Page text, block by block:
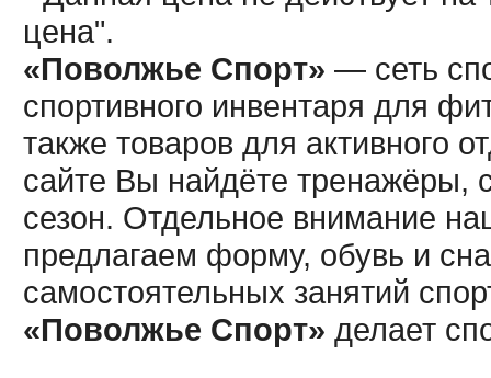
цена".
«Поволжье Спорт» — сеть
спортивного инвентаря для
также товаров для активного
сайте Вы найдёте тренажёры,
сезон. Отдельное внимание
предлагаем форму, обувь и
самостоятельных занятий
«Поволжье Спорт» делает